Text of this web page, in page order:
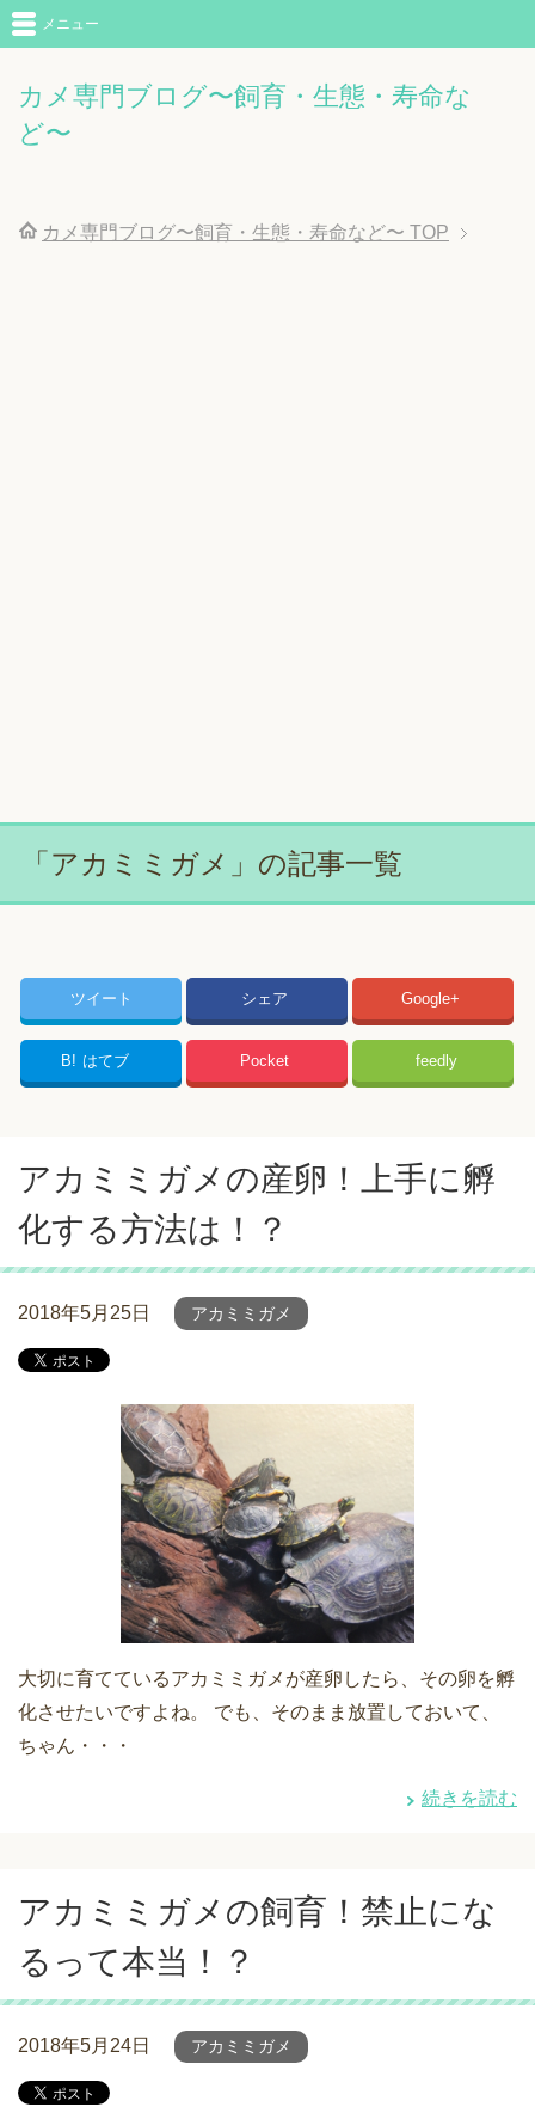
カメ専門ブログ〜飼育・生態・寿命な
ど〜
メニュー
カメ専門ブログ〜飼育・生態・寿命など〜 TOP
「アカミミガメ」の記事一覧
ツイート シェア Google+
B! はてブ Pocket feedly
アカミミガメの産卵！上手に孵
化する方法は！？
2018年5月25日 アカミミガメ
大切に育てているアカミミガメが産卵したら、その卵を孵
化させたいですよね。 でも、そのまま放置しておいて、
ちゃん・・・
続きを読む
アカミミガメの飼育！禁止にな
るって本当！？
2018年5月24日 アカミミガメ